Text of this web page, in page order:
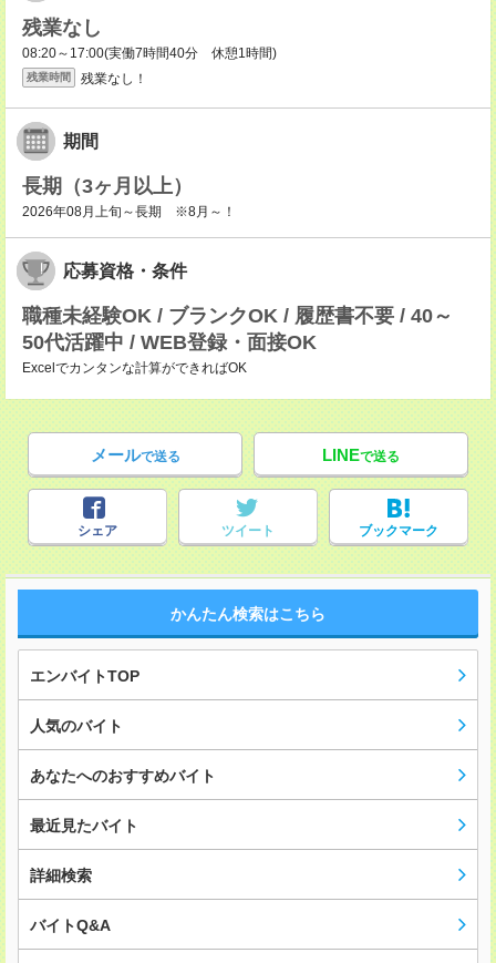
残業なし
08:20～17:00(実働7時間40分 休憩1時間)
残業時間 残業なし！
期間
長期（3ヶ月以上）
2026年08月上旬～長期 ※8月～！
応募資格・条件
職種未経験OK / ブランクOK / 履歴書不要 / 40～
50代活躍中 / WEB登録・面接OK
Excelでカンタンな計算ができればOK
メールで送る LINEで送る
シェア ツイート ブックマーク
かんたん検索はこちら
エンバイトTOP
人気のバイト
あなたへのおすすめバイト
最近見たバイト
詳細検索
バイトQ&A